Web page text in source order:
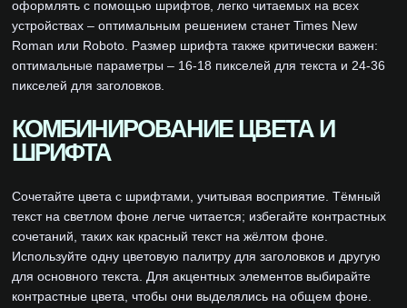
оформлять с помощью шрифтов, легко читаемых на всех
устройствах – оптимальным решением станет Times New
Roman или Roboto. Размер шрифта также критически важен:
оптимальные параметры – 16-18 пикселей для текста и 24-36
пикселей для заголовков.
КОМБИНИРОВАНИЕ ЦВЕТА И
ШРИФТА
Сочетайте цвета с шрифтами, учитывая восприятие. Тёмный
текст на светлом фоне легче читается; избегайте контрастных
сочетаний, таких как красный текст на жёлтом фоне.
Используйте одну цветовую палитру для заголовков и другую
для основного текста. Для акцентных элементов выбирайте
контрастные цвета, чтобы они выделялись на общем фоне.